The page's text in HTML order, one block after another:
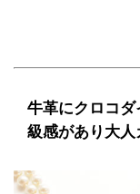
牛革にクロコ
級感があり大